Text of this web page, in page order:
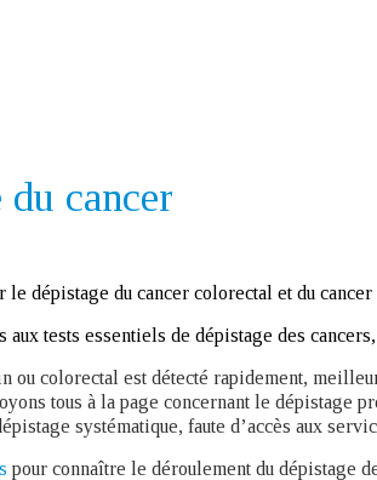
du cancer
le dépistage du cancer colorectal et du cancer
aux tests essentiels de dépistage des
ou colorectal est détecté rapidement,
tous à la page concernant le dépistage
systématique, faute d’accès aux
pour connaître le déroulement du dépistage